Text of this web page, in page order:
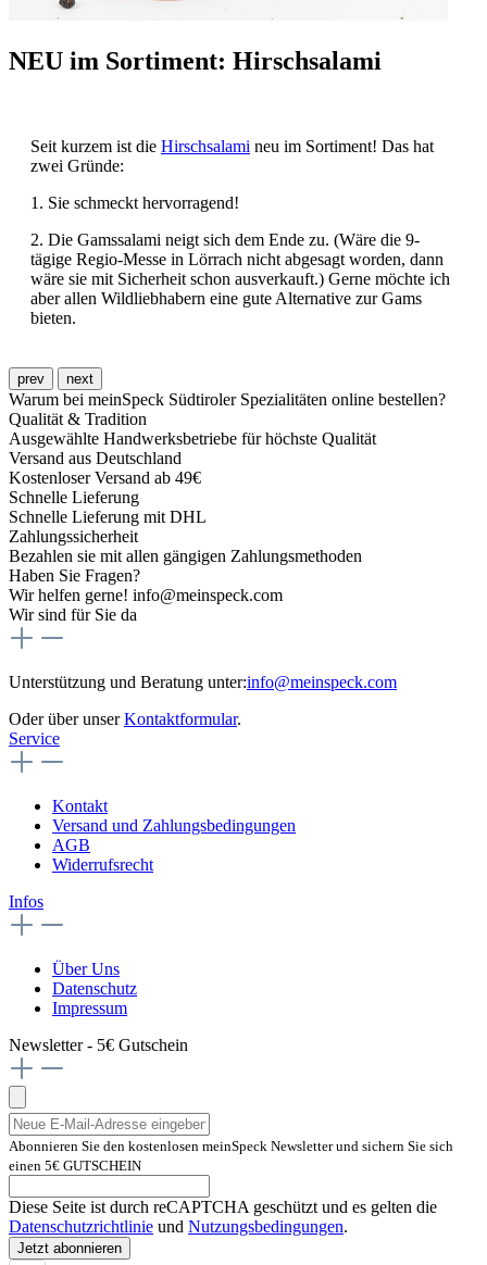
NEU im Sortiment: Hirschsalami
Seit kurzem ist die Hirschsalami neu im Sortiment! Das hat
zwei Gründe:
1. Sie schmeckt hervorragend!
2. Die Gamssalami neigt sich dem Ende zu. (Wäre die 9-
tägige Regio-Messe in Lörrach nicht abgesagt worden, dann
wäre sie mit Sicherheit schon ausverkauft.) Gerne möchte ich
aber allen Wildliebhabern eine gute Alternative zur Gams
bieten.
prev next
Warum bei meinSpeck Südtiroler Spezialitäten online bestellen?
Qualität & Tradition
Ausgewählte Handwerksbetriebe für höchste Qualität
Versand aus Deutschland
Kostenloser Versand ab 49€
Schnelle Lieferung
Schnelle Lieferung mit DHL
Zahlungssicherheit
Bezahlen sie mit allen gängigen Zahlungsmethoden
Haben Sie Fragen?
Wir helfen gerne! info@meinspeck.com
Wir sind für Sie da
Unterstützung und Beratung unter:info@meinspeck.com
Oder über unserKontaktformular.
Service
Kontakt
Versand und Zahlungsbedingungen
AGB
Widerrufsrecht
Infos
Über Uns
Datenschutz
Impressum
Newsletter - 5€ Gutschein
Abonnieren Sie den kostenlosen meinSpeck Newsletter und sichern Sie sich
einen 5€ GUTSCHEIN
Diese Seite ist durch reCAPTCHA geschützt und es gelten die
Datenschutzrichtlinie und Nutzungsbedingungen.
Jetzt abonnieren